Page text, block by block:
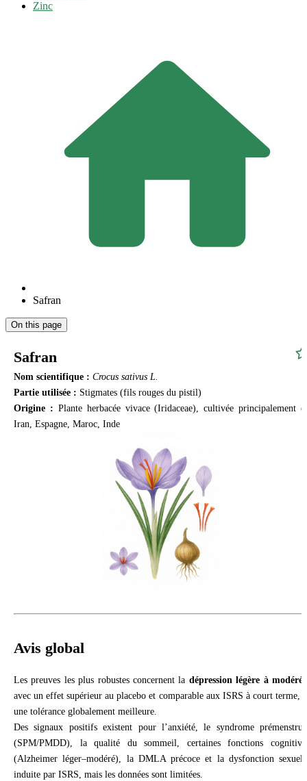
Zinc
Safran
On this page
Safran
Nom scientifique : Crocus sativus L.
Partie utilisée : Stigmates (fils rouges du pistil)
Origine : Plante herbacée vivace (Iridaceae), cultivée principalement
Iran, Espagne, Maroc, Inde
Avis global
Les preuves les plus robustes concernent la dépression légère à modérée
avec un effet supérieur au placebo et comparable aux ISRS à court terme,
une tolérance globalement meilleure.
Des signaux positifs existent pour l’anxiété, le syndrome
(SPM/PMDD), la qualité du sommeil, certaines fonctions
(Alzheimer léger–modéré), la DMLA précoce et la dysfonction
induite par ISRS, mais les données sont limitées.